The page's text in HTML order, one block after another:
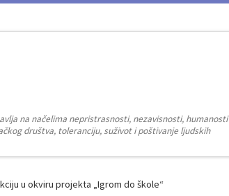
na načelima nepristrasnosti, nezavisnosti, humanosti
društva, toleranciju, suživot i poštivanje ljudskih
u okviru projekta „Igrom do škole“